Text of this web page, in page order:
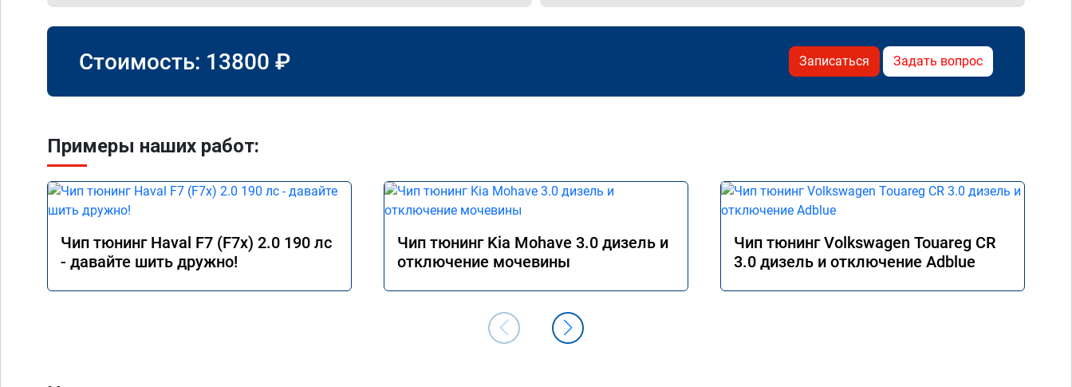
Стоимость: 13800 ₽ Записаться Задать вопрос
Примеры наших работ:
Чип тюнинг Haval F7 (F7x) 2.0 190 лс
- давайте шить дружно!
Чип тюнинг Kia Mohave 3.0 дизель и
отключение мочевины
Чип тюнинг Volkswagen Touareg CR
3.0 дизель и отключение Adblue